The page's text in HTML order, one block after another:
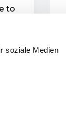
soziale Medien